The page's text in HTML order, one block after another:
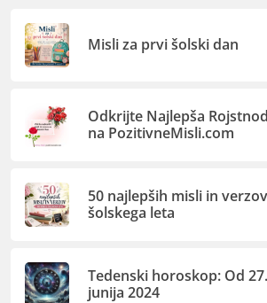
Misli za prvi šolski dan
Odkrijte Najlepša
na PozitivneMisli.com
50 najlepših misli in
šolskega leta
Tedenski horoskop: Od
junija 2024